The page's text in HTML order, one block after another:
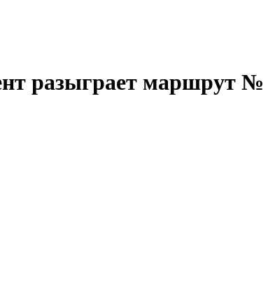
разыграет маршрут №